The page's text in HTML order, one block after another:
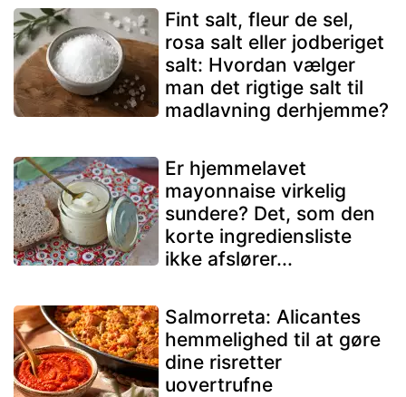
Fint salt, fleur de sel,
rosa salt eller jodberiget
salt: Hvordan vælger
man det rigtige salt til
madlavning derhjemme?
Er hjemmelavet
mayonnaise virkelig
sundere? Det, som den
korte ingrediensliste
ikke afslører...
Salmorreta: Alicantes
hemmelighed til at gøre
dine risretter
uovertrufne